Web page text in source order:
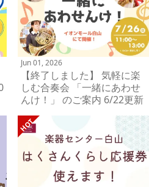
Jun 01, 2026
【終了しました】 気軽に楽
しむ合奏会 「一緒にあわせ
んけ！」 のご案内 6/22更新